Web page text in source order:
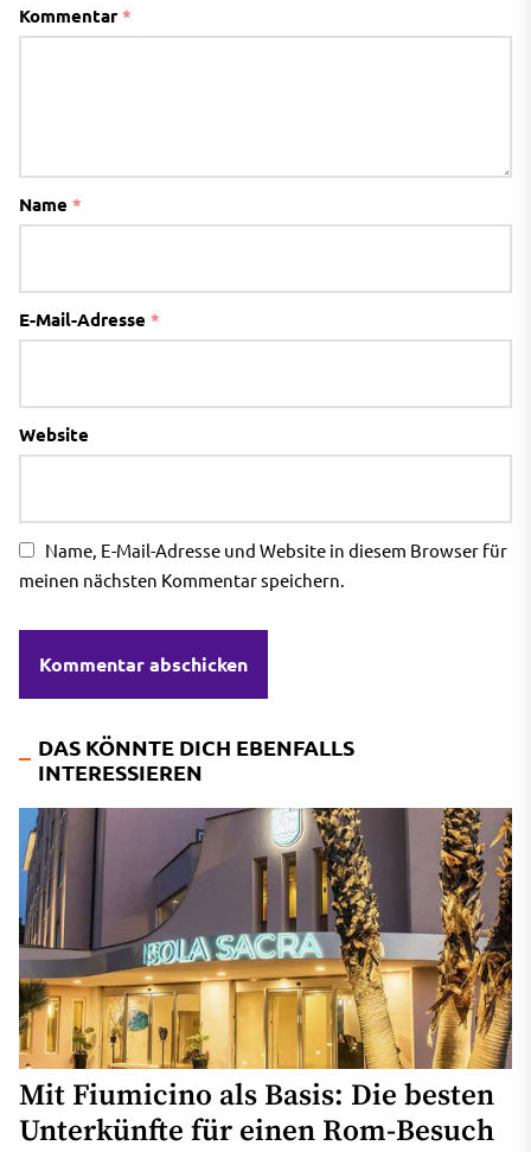
Kommentar *
Name *
E-Mail-Adresse *
Website
Name, E-Mail-Adresse und Website in diesem Browser für
meinen nächsten Kommentar speichern.
DAS KÖNNTE DICH EBENFALLS
INTERESSIEREN
Mit Fiumicino als Basis: Die besten
Unterkünfte für einen Rom-Besuch